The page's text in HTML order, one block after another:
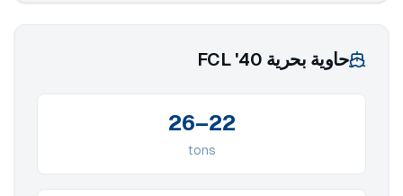
حاوية بحرية 40' FCL
22–26
tons